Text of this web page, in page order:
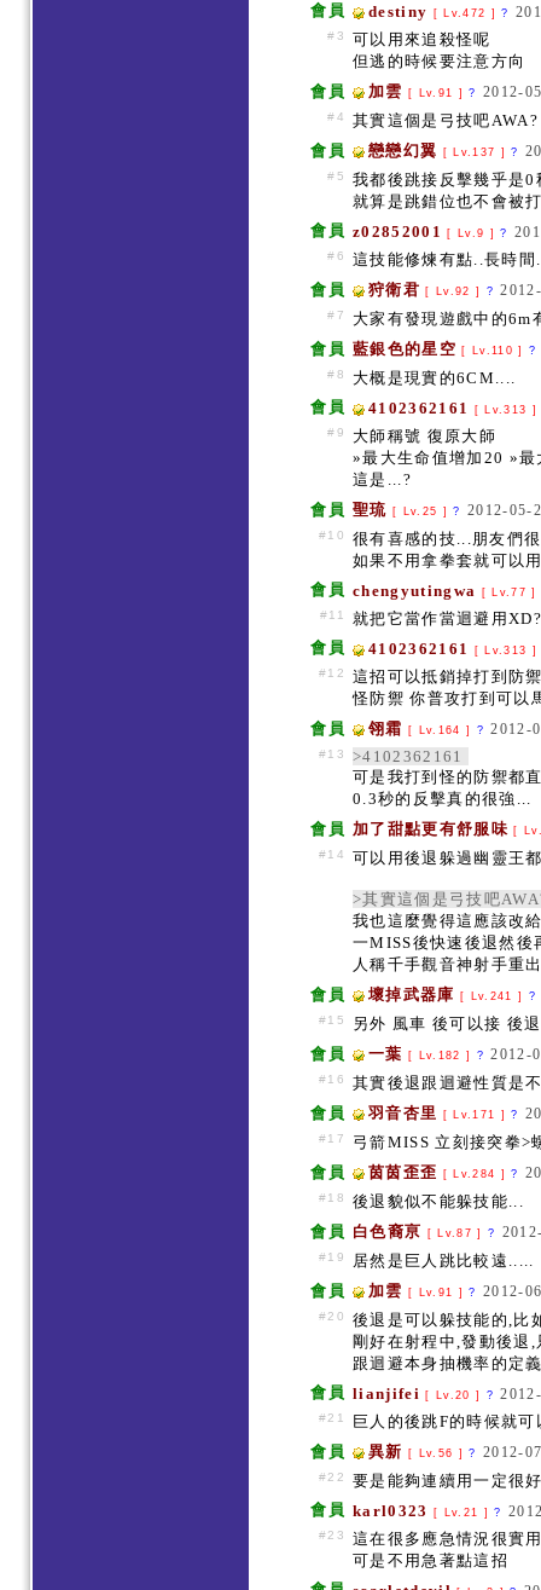
會員
destiny [ Lv.472 ]?
#3
可以用來追殺怪呢
但逃的時候要注意方向
會員
加雲 [ Lv.91 ]? 2012-
#4
其實這個是弓技吧AWA?
會員
戀戀幻翼 [ Lv.137 ]?
#5
我都後跳接反擊幾乎是
就算是跳錯位也不會被
會員 z02852001 [ Lv.9 ]?
#6
這技能修煉有點..長時間
會員
狩衛君 [ Lv.92 ] ?
#7
大家有發現遊戲中的6m
會員 藍銀色的星空 [ Lv.110 ] ?
#8
大概是現實的6CM....
會員
4102362161 [ Lv.313
#9
大師稱號 復原大師
»最大生命值增加20 »
這是...?
會員 聖琉 [ Lv.25 ]? 2012-05-
#10
很有喜感的技...朋友們
如果不用拿拳套就可以
會員 chengyutingwa [ Lv.77
#11
就把它當作當迴避用XD?
會員
4102362161 [ Lv.313
#12
這招可以抵銷掉打到防
怪防禦 你普攻打到可以
會員
翎霜 [ Lv.164 ] ? 2012-
#13
>4102362161
可是我打到怪的防禦都
0.3秒的反擊真的很強...
會員 加了甜點更有舒服味 [
#14 可以用後退躲過幽靈王
>其實這個是弓技吧
我也這麼覺得這應該改
一MISS後快速後退然
人稱千手觀音神射手重
會員
壞掉武器庫 [ Lv.241 ] ?
#15
另外 風車 後可以接 後
會員
一葉 [ Lv.182 ] ? 2012-
#16
其實後退跟迴避性質是
會員
羽音杏里 [ Lv.171 ]?
#17
弓箭MISS 立刻接突拳>
會員
茵茵歪歪 [ Lv.284 ]?
#18
後退貌似不能躲技能...
會員 白色裔亰 [ Lv.87 ]?
#19
居然是巨人跳比較遠.....
會員
加雲 [ Lv.91 ]? 2012-
#20
後退是可以躲技能的,比
剛好在射程中,發動後退
跟迴避本身抽機率的定
會員 lianjifei [ Lv.20 ] ?
#21
巨人的後跳F的時候就
會員
異新 [ Lv.56 ]? 2012-
#22
要是能夠連續用一定很
會員 karl0323 [ Lv.21 ]?
#23
這在很多應急情況很實
可是不用急著點這招